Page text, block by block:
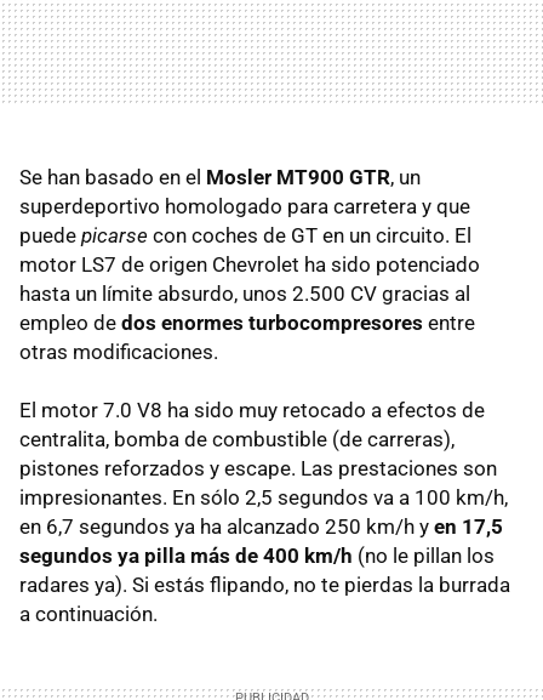
Se han basado en el Mosler MT900 GTR, un
superdeportivo homologado para carretera y que
puede picarse con coches de GT en un circuito. El
motor LS7 de origen Chevrolet ha sido potenciado
hasta un límite absurdo, unos 2.500 CV gracias al
empleo de dos enormes turbocompresores entre
otras modificaciones.
El motor 7.0 V8 ha sido muy retocado a efectos de
centralita, bomba de combustible (de carreras),
pistones reforzados y escape. Las prestaciones son
impresionantes. En sólo 2,5 segundos va a 100 km/h,
en 6,7 segundos ya ha alcanzado 250 km/h y en 17,5
segundos ya pilla más de 400 km/h (no le pillan los
radares ya). Si estás flipando, no te pierdas la burrada
a continuación.